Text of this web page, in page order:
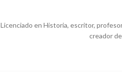
Licenciado en Historia, escritor,
creador